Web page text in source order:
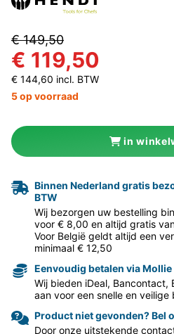
€ 149,50
€ 119,50
€ 144,60 incl. BTW
5 op voorraad
in
Binnen Nederland gratis
BTW
Wij bezorgen uw bestelling
voor € 8,00 en altijd gratis
Voor België geldt altijd een
minimaal € 12,50
Eenvoudig betalen via Mollie
Wij bieden iDeal, Bancontact,
aan voor een snelle en veilige
Product niet gevonden? Bel
Door onze uitstekende